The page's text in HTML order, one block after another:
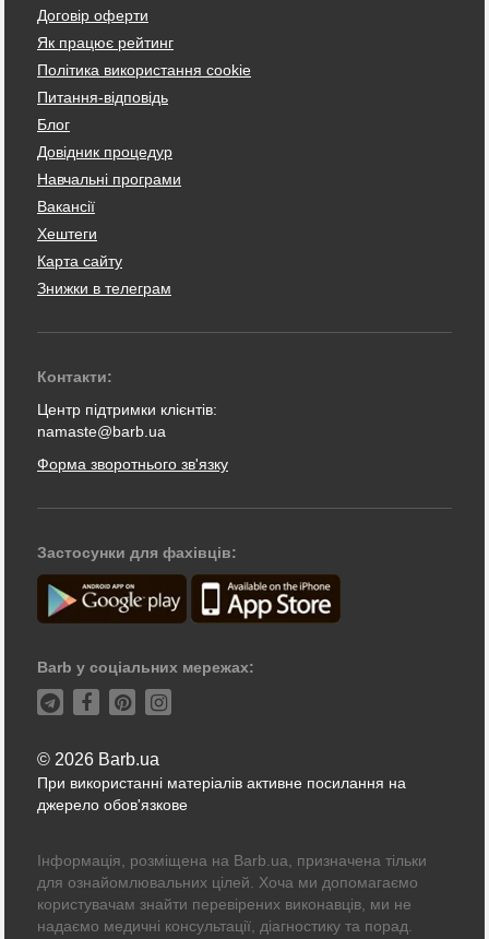
Договір оферти
Як працює рейтинг
Політика використання cookie
Питання-відповідь
Блог
Довідник процедур
Навчальні програми
Вакансії
Хештеги
Карта сайту
Знижки в телеграм
Контакти:
Центр підтримки клієнтів:
namaste@barb.ua
Форма зворотнього зв'язку
Застосунки для фахівців:
Barb у соціальних мережах:
© 2026 Barb.ua
При використанні матеріалів активне посилання на
джерело обов'язкове
Інформація, розміщена на Barb.ua, призначена тільки
для ознайомлювальних цілей. Хоча ми допомагаємо
користувачам знайти перевірених виконавців, ми не
надаємо медичні консультації, діагностику та порад.